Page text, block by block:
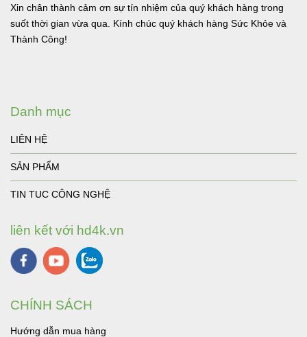
Xin chân thành cảm ơn sự tín nhiệm của quý khách hàng trong
suốt thời gian vừa qua. Kính chúc quý khách hàng Sức Khỏe và
Thành Công!
Danh mục
LIÊN HỆ
SẢN PHẨM
TIN TUC CÔNG NGHỆ
liên kết với hd4k.vn
CHÍNH SÁCH
Hướng dẫn mua hàng